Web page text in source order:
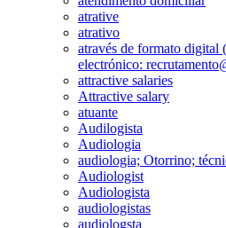
atrative
atrativo
através de formato digital
electrónico:
attractive salaries
Attractive salary
atuante
Audilogista
Audiologia
audiologia; Otorrino;
Audiologist
Audiologista
audiologistas
audiologsta